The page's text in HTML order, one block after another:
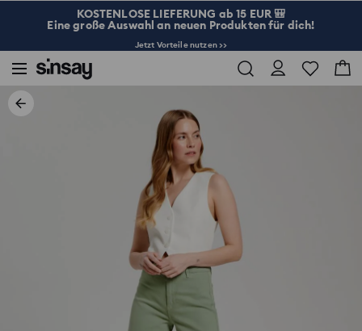
KOSTENLOSE LIEFERUNG ab 15 EUR 🎒
Eine große Auswahl an neuen Produkten für dich!
Jetzt Vorteile nutzen >>